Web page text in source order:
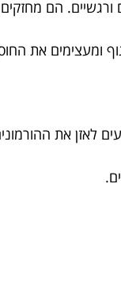
ורגשיים. הם
ומעצימים את
לאזן את